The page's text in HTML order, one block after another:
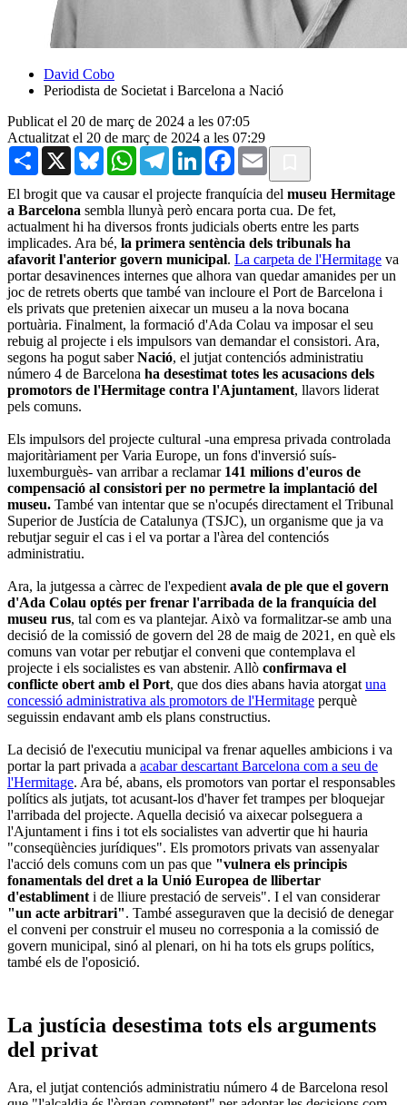
David Cobo
Periodista de Societat i Barcelona a Nació
Publicat el 20 de març de 2024 a les 07:05
Actualitzat el 20 de març de 2024 a les 07:29
Share X BlueskyWhatsAppTelegramLinkedInFacebook
Email
El brogit que va causar el projecte franquícia del museu Hermitage
a Barcelona sembla llunyà però encara porta cua. De fet,
actualment hi ha diversos fronts judicials oberts entre les parts
implicades. Ara bé, la primera sentència dels tribunals ha
afavorit l'anterior govern municipal. La carpeta de l'Hermitage va
portar desavinences internes que alhora van quedar amanides per un
joc de retrets oberts que també van incloure el Port de Barcelona i
els privats que pretenien aixecar un museu a la nova bocana
portuària. Finalment, la formació d'Ada Colau va imposar el seu
rebuig al projecte i els impulsors van demandar el consistori. Ara,
segons ha pogut saberNació, el jutjat contenciós administratiu
número 4 de Barcelona ha desestimat totes les acusacions dels
promotors de l'Hermitage contra l'Ajuntament, llavors liderat
pels comuns.
Els impulsors del projecte cultural -una empresa privada controlada
majoritàriament per Varia Europe, un fons d'inversió suís-
luxemburguès- van arribar a reclamar 141 milions d'euros de
compensació al consistori per no permetre la implantació del
museu. També van intentar que se n'ocupés directament el Tribunal
Superior de Justícia de Catalunya (TSJC), un organisme que ja va
rebutjar seguir el cas i el va portar a l'àrea del contenciós
administratiu.
Ara, la jutgessa a càrrec de l'expedient avala de ple que el govern
d'Ada Colau optés per frenar l'arribada de la franquícia del
museu rus, tal com es va plantejar. Això va formalitzar-se amb una
decisió de la comissió de govern del 28 de maig de 2021, en què els
comuns van votar per rebutjar el conveni que contemplava el
projecte i els socialistes es van abstenir. Allò confirmava el
conflicte obert amb el Port, que dos dies abans havia atorgat una
concessió administrativa als promotors de l'Hermitage perquè
seguissin endavant amb els plans constructius.
La decisió de l'executiu municipal va frenar aquelles ambicions i va
portar la part privada a acabar descartant Barcelona com a seu de
l'Hermitage. Ara bé, abans, els promotors van portar el responsables
polítics als jutjats, tot acusant-los d'haver fet trampes per bloquejar
l'arribada del projecte. Aquella decisió va aixecar polseguera a
l'Ajuntament i fins i tot els socialistes van advertir que hi hauria
"conseqüències jurídiques". Els promotors privats van assenyalar
l'acció dels comuns com un pas que "vulnera els principis
fonamentals del dret a la Unió Europea de llibertar
d'establiment i de lliure prestació de serveis". I el van considerar
"un acte arbitrari". També asseguraven que la decisió de denegar
el conveni per construir el museu no corresponia a la comissió de
govern municipal, sinó al plenari, on hi ha tots els grups polítics,
també els de l'oposició.
La justícia desestima tots els arguments
del privat
Ara, el jutjat contenciós administratiu número 4 de Barcelona resol